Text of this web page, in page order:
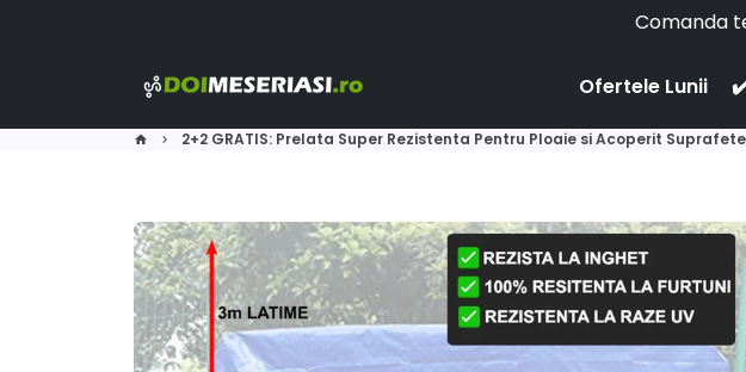
Comanda
Ofertele Lunii
home keyboard_arrow_right 2+2 GRATIS: Prelata Super Rezistenta Pentru Ploaie si Acoperit